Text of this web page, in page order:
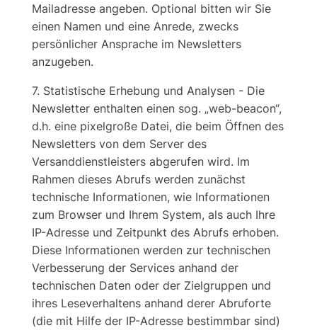
Mailadresse angeben. Optional bitten wir Sie
einen Namen und eine Anrede, zwecks
persönlicher Ansprache im Newsletters
anzugeben.
7. Statistische Erhebung und Analysen - Die
Newsletter enthalten einen sog. „web-beacon“,
d.h. eine pixelgroße Datei, die beim Öffnen des
Newsletters von dem Server des
Versanddienstleisters abgerufen wird. Im
Rahmen dieses Abrufs werden zunächst
technische Informationen, wie Informationen
zum Browser und Ihrem System, als auch Ihre
IP-Adresse und Zeitpunkt des Abrufs erhoben.
Diese Informationen werden zur technischen
Verbesserung der Services anhand der
technischen Daten oder der Zielgruppen und
ihres Leseverhaltens anhand derer Abruforte
(die mit Hilfe der IP-Adresse bestimmbar sind)